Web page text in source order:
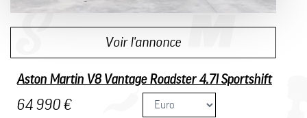
Voir l'annonce
Aston Martin V8 Vantage Roadster 4.7l Sportshift
64 990 €